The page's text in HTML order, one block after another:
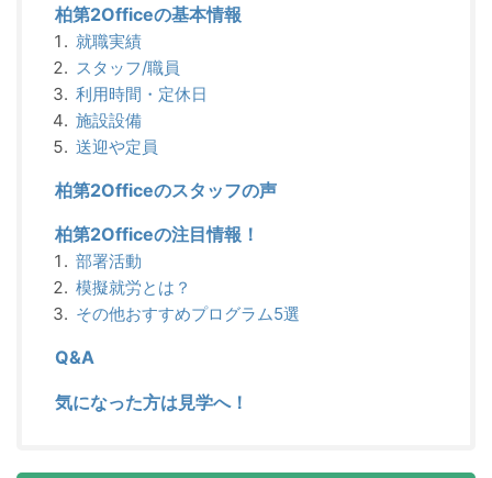
柏第2Officeの基本情報
就職実績
スタッフ/職員
利用時間・定休日
施設設備
送迎や定員
柏第2Officeのスタッフの声
柏第2Officeの注目情報！
部署活動
模擬就労とは？
その他おすすめプログラム5選
Q&A
気になった方は見学へ！